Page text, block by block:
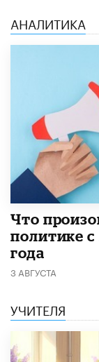
АНАЛИТИКА
​Что
политике с
года
3 АВГУСТА
УЧИТЕЛЯ